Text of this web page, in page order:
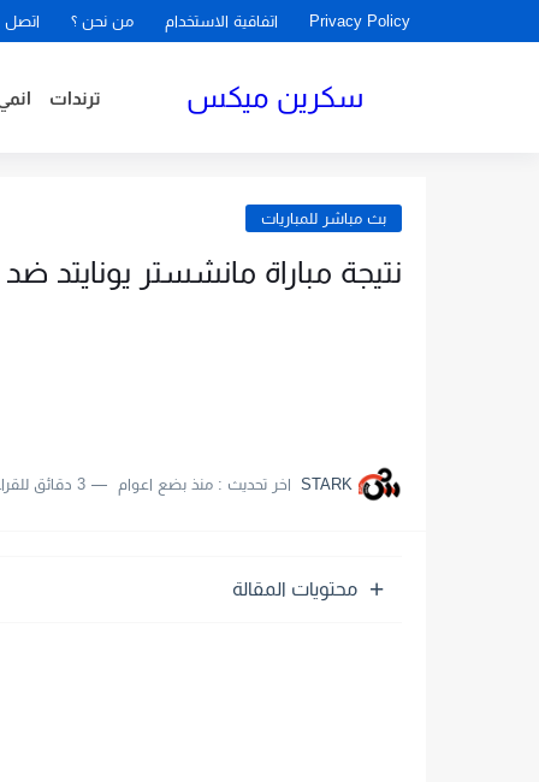
Privacy Policy اتفاقية الاستخدام من نحن ؟ اتصل
سكرين ميكس ترندات
بث مباشر للمباريات
نتيجة مباراة مانشستر يونايتد ضد
STARK اخر تحديث :منذ بضع اعوام 3 دقائق للقراءة
محتويات المقالة